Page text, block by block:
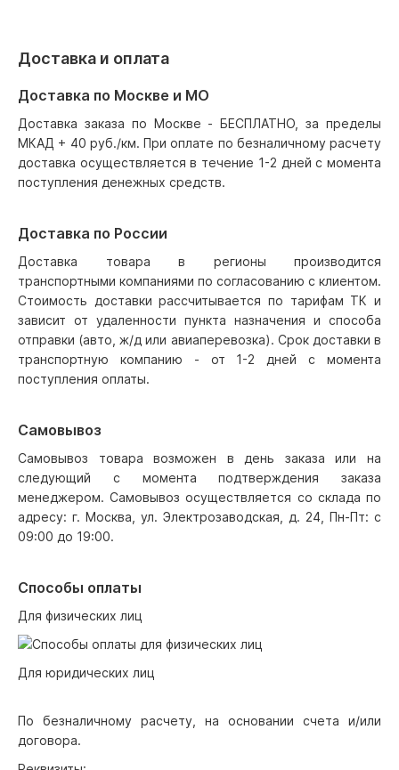
Доставка и оплата
Доставка по Москве и МО
Доставка заказа по Москве - БЕСПЛАТНО, за пределы
МКАД + 40 руб./км. При оплате по безналичному расчету
доставка осуществляется в течение 1-2 дней с момента
поступления денежных средств.
Доставка по России
Доставка товара в регионы производится
транспортными компаниями по согласованию с клиентом.
Стоимость доставки рассчитывается по тарифам ТК и
зависит от удаленности пункта назначения и способа
отправки (авто, ж/д или авиаперевозка). Срок доставки в
транспортную компанию - от 1-2 дней с момента
поступления оплаты.
Самовывоз
Самовывоз товара возможен в день заказа или на
следующий с момента подтверждения заказа
менеджером. Самовывоз осуществляется со склада по
адресу: г. Москва, ул. Электрозаводская, д. 24, Пн-Пт: с
09:00 до 19:00.
Способы оплаты
Для физических лиц
Для юридических лиц
По безналичному расчету, на основании счета и/или
договора.